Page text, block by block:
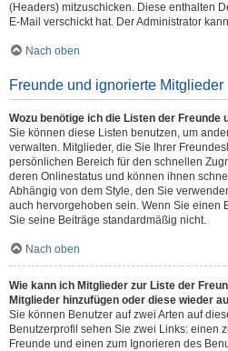
(Headers) mitzuschicken. Diese enthalten
E-Mail verschickt hat. Der Administrator
Nach oben
Freunde und ignorierte Mitglieder
Wozu benötige ich die Listen der Freunde
Sie können diese Listen benutzen, um
verwalten. Mitglieder, die Sie Ihrer
persönlichen Bereich für den schnellen
deren Onlinestatus und können ihnen
Abhängig von dem Style, den Sie
auch hervorgehoben sein. Wenn Sie einen
Sie seine Beiträge standardmäßig nicht.
Nach oben
Wie kann ich Mitglieder zur Liste der
Mitglieder hinzufügen oder diese wieder
Sie können Benutzer auf zwei Arten auf
Benutzerprofil sehen Sie zwei Links: einen
Freunde und einen zum Ignorieren des